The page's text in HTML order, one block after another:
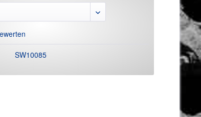
SW10085